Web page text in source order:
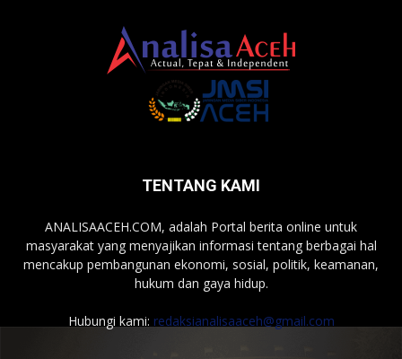
TENTANG KAMI
ANALISAACEH.COM, adalah Portal berita online untuk
masyarakat yang menyajikan informasi tentang berbagai hal
mencakup pembangunan ekonomi, sosial, politik, keamanan,
hukum dan gaya hidup.
Hubungi kami: redaksianalisaaceh@gmail.com